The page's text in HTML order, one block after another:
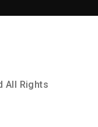
All Rights